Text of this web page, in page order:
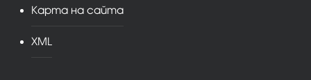
Карта на сайта
XML